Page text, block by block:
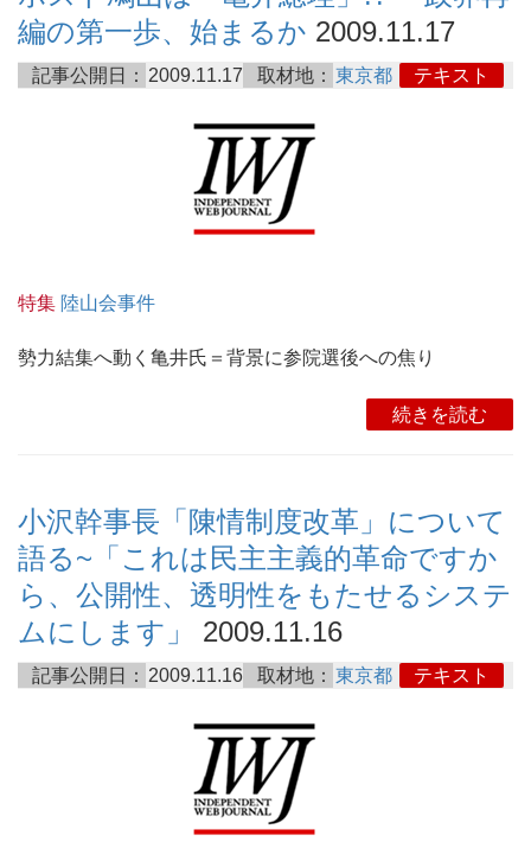
編の第一歩、始まるか 2009.11.17
記事公開日： 2009.11.17 取材地： 東京都 テキスト
特集 陸山会事件
勢力結集へ動く亀井氏＝背景に参院選後への焦り
続きを読む
小沢幹事長「陳情制度改革」について
語る~「これは民主主義的革命ですか
ら、公開性、透明性をもたせるシステ
ムにします」
2009.11.16
記事公開日： 2009.11.16 取材地： 東京都 テキスト